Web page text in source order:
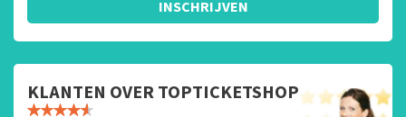
INSCHRIJVEN
KLANTEN OVER TOPTICKETSHOP